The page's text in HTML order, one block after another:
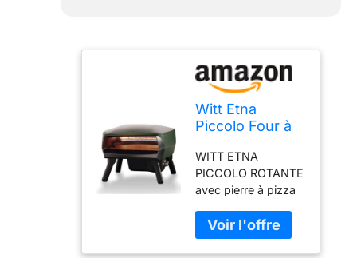
Witt Etna
Piccolo Four à
pour pizza
italienne ou
tarte, pierre à
pizza rotative,
couleur : vert,
design
WITT ETNA
PICCOLO ROTANTE
avec pierre à pizza
les amateurs de
pizza Fonctionne